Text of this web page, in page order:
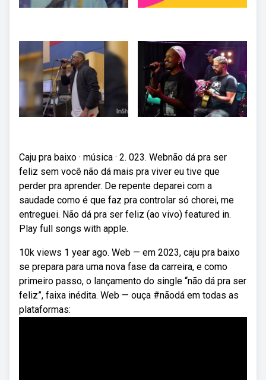
Caju pra baixo · música · 2. 023. Webnão dá pra ser
feliz sem você não dá mais pra viver eu tive que
perder pra aprender. De repente deparei com a
saudade como é que faz pra controlar só chorei, me
entreguei. Não dá pra ser feliz (ao vivo) featured in.
Play full songs with apple.
10k views 1 year ago. Web — em 2023, caju pra baixo
se prepara para uma nova fase da carreira, e como
primeiro passo, o lançamento do single ‘‘não dá pra ser
feliz”, faixa inédita. Web — ouça #nãodá em todas as
plataformas: